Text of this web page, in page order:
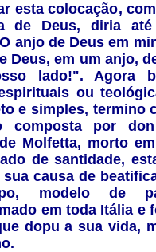
esta colocação,
de Deus, diria
anjo de Deus em
Deus, em um anjo,
lado!". Agora
ou
e simples, termino
composta por
Molfetta, morto em
de santidade,
causa de
modelo de
em toda Itália e
dopu a sua vida,